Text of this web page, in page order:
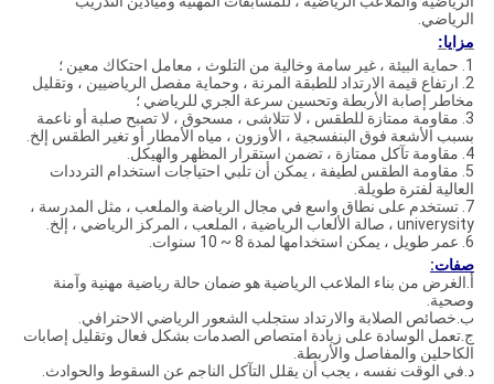
الرياضي.
مزايا:
1. حماية البيئة ، غير سامة وخالية من التلوث ، معامل احتكاك معين ؛
2. ارتفاع قيمة الارتداد للطبقة المرنة ، وحماية مفصل الرياضيين ، وتقليل
مخاطر إصابة الأربطة وتحسين سرعة الجري للرياضي ؛
3. مقاومة ممتازة للطقس ، لا تتلاشى ، مسحوق ، لا تصبح صلبة أو ناعمة
بسبب الأشعة فوق البنفسجية ، الأوزون ، مياه الأمطار أو تغير الطقس إلخ.
4. مقاومة تآكل ممتازة ، تضمن استقرار المظهر والهيكل.
5. مقاومة الطقس لطيفة ، يمكن أن تلبي احتياجات استخدام الترددات
العالية لفترة طويلة.
7. تستخدم على نطاق واسع في مجال الرياضة والملعب ، مثل المدرسة ،
univerysity ، صالة الألعاب الرياضية ، الملعب ، المركز الرياضي ، إلخ.
6. عمر طويل ، يمكن استخدامها لمدة 8 ~ 10 سنوات.
صفات:
أ.الغرض من بناء الملاعب الرياضية هو ضمان حالة رياضية مهنية وآمنة
وصحية.
ب.خصائص الصلابة والارتداد ستجلب الشعور الرياضي الاحترافي.
ج.تعمل الوسادة على زيادة امتصاص الصدمات بشكل فعال وتقليل إصابات
الكاحلين والمفاصل والأربطة.
د.في الوقت نفسه ، يجب أن يقلل التآكل الناجم عن السقوط والحوادث.